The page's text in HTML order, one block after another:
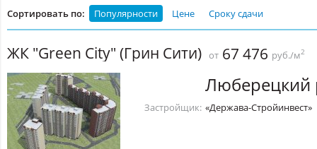
Сортировать по: Популярности Цене Сроку сдачи
ЖК "Green City" (Грин Сити) от 67 476 руб./м2
Люберецкий
Застройщик: «Держава-Стройинвест»